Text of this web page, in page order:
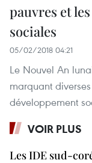
pauvres et
sociales
05/02/2018 04:21
Le Nouvel An
marquant
développement
VOIR PLUS
Les IDE sud-